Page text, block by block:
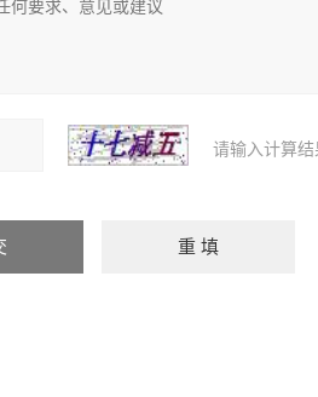
请输入计算